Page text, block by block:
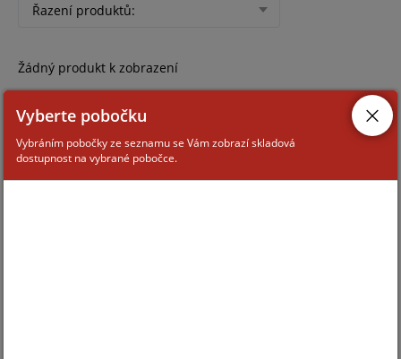
Řazení produktů:
Žádný produkt k zobrazení
Vyberte pobočku
Vybráním pobočky ze seznamu se Vám zobrazí skladová
dostupnost na vybrané pobočce.